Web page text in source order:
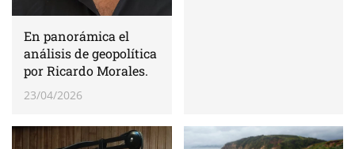
En panorámica el
análisis de geopolítica
por Ricardo Morales.
23/04/2026